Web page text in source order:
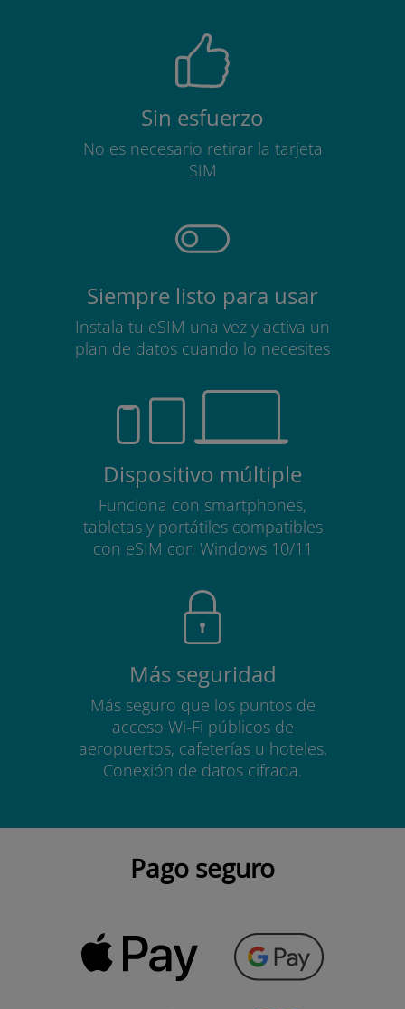
Sin esfuerzo
No es necesario retirar la tarjeta
SIM
Siempre listo para usar
Instala tu eSIM una vez y activa un
plan de datos cuando lo necesites
Dispositivo múltiple
Funciona con smartphones,
tabletas y portátiles compatibles
con eSIM con Windows 10/11
Más seguridad
Más seguro que los puntos de
acceso Wi-Fi públicos de
aeropuertos, cafeterías u hoteles.
Conexión de datos cifrada.
Pago seguro